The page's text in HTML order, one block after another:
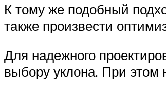
К тому же подобный
также произвести
Для надежного
выбору уклона. При этом